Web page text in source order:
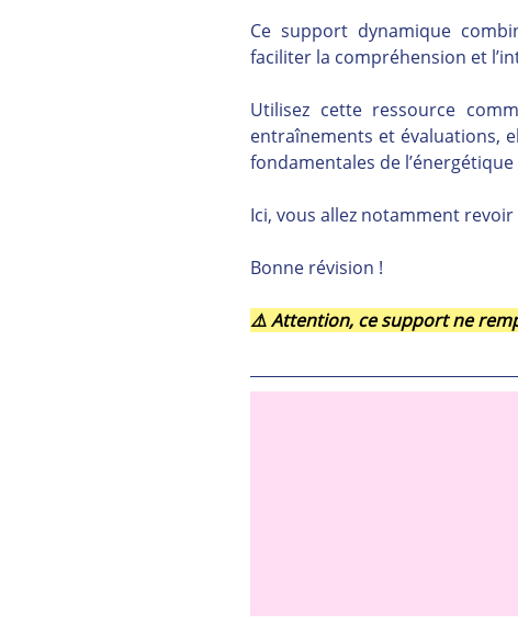
Ce support dynamique
faciliter la compréhension et
Utilisez cette ressource
entraînements et évaluations,
fondamentales de
Ici, vous allez notamment
Bonne révision !
⚠️ Attention, ce support ne